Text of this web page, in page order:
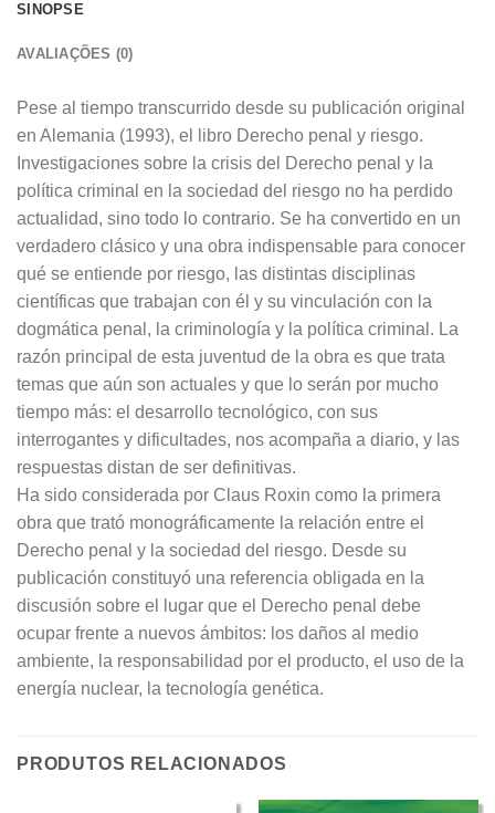
SINOPSE
AVALIAÇÕES (0)
Pese al tiempo transcurrido desde su publicación original
en Alemania (1993), el libro Derecho penal y riesgo.
Investigaciones sobre la crisis del Derecho penal y la
política criminal en la sociedad del riesgo no ha perdido
actualidad, sino todo lo contrario. Se ha convertido en un
verdadero clásico y una obra indispensable para conocer
qué se entiende por riesgo, las distintas disciplinas
científicas que trabajan con él y su vinculación con la
dogmática penal, la criminología y la política criminal. La
razón principal de esta juventud de la obra es que trata
temas que aún son actuales y que lo serán por mucho
tiempo más: el desarrollo tecnológico, con sus
interrogantes y dificultades, nos acompaña a diario, y las
respuestas distan de ser definitivas.
Ha sido considerada por Claus Roxin como la primera
obra que trató monográficamente la relación entre el
Derecho penal y la sociedad del riesgo. Desde su
publicación constituyó una referencia obligada en la
discusión sobre el lugar que el Derecho penal debe
ocupar frente a nuevos ámbitos: los daños al medio
ambiente, la responsabilidad por el producto, el uso de la
energía nuclear, la tecnología genética.
PRODUTOS RELACIONADOS